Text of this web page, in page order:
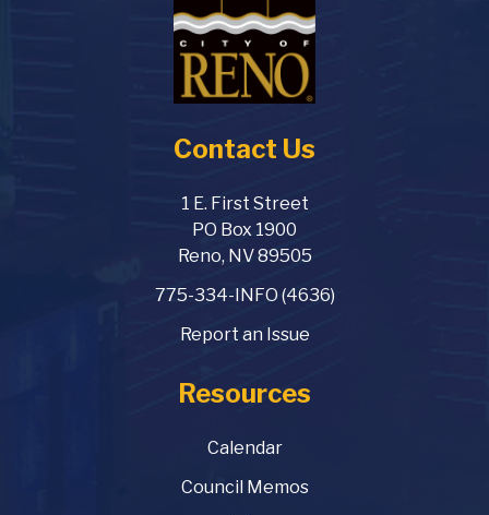
Contact Us
1 E. First Street
PO Box 1900
Reno, NV 89505
775-334-INFO (4636)
Report an Issue
Resources
Calendar
Council Memos